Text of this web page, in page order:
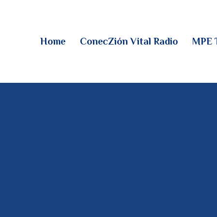
Home ConecZión Vital Radio MPE
CONECZIÓN VITAL
MPE TV